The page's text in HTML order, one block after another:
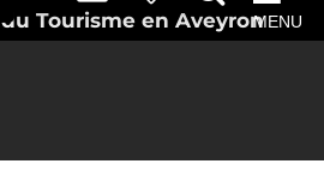
Tourisme en AveyronMENU